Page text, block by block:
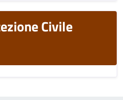
Civile
DI PROTEZIONE CIVILE